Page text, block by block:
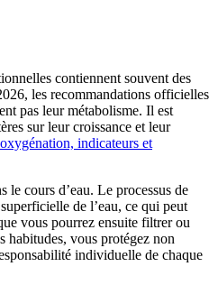
contiennent souvent des
les recommandations officielles
pas leur métabolisme. Il est
sur leur croissance et leur
indicateurs et
le cours d’eau. Le processus de
de l’eau, ce qui peut
vous pourrez ensuite filtrer ou
habitudes, vous protégez non
individuelle de chaque